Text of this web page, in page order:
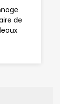
de